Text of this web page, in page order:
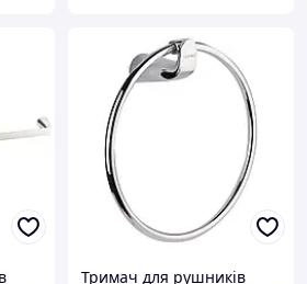
Тримач для рушників